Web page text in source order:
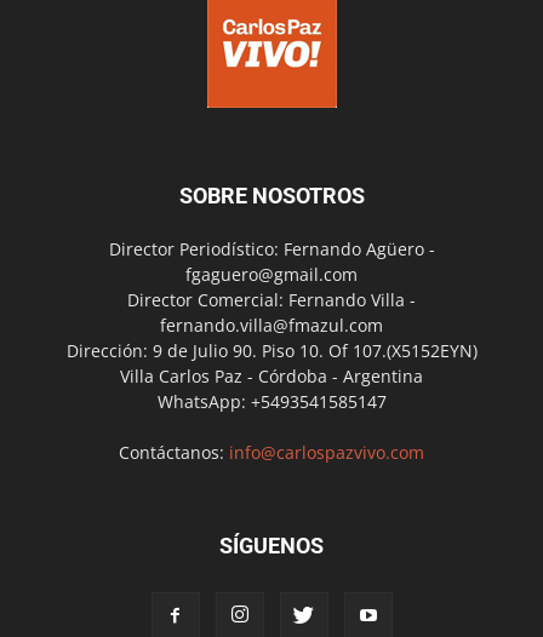
SOBRE NOSOTROS
Director Periodístico: Fernando Agüero -
fgaguero@gmail.com
Director Comercial: Fernando Villa -
fernando.villa@fmazul.com
Dirección: 9 de Julio 90. Piso 10. Of 107.(X5152EYN)
Villa Carlos Paz - Córdoba - Argentina
WhatsApp: +5493541585147
Contáctanos: info@carlospazvivo.com
SÍGUENOS